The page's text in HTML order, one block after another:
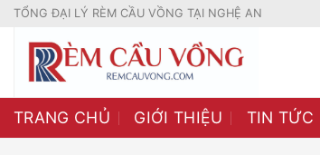
Skip
content
TỔNG ĐẠI LÝ RÈM CẦU VỒNG TẠI NGHỆ AN
TRANG CHỦ GIỚI THIỆU TIN TỨC